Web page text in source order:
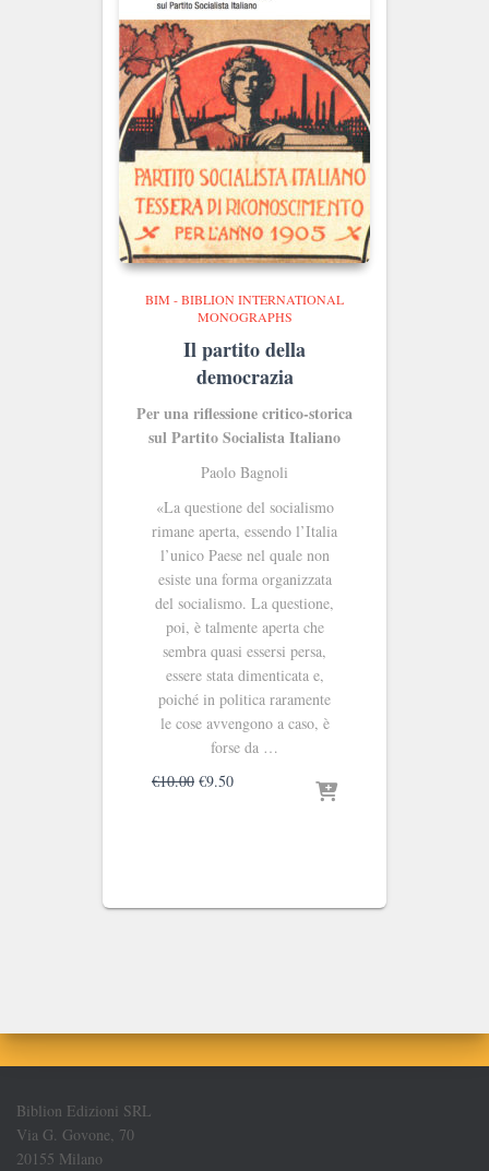
BIM - BIBLION INTERNATIONAL
MONOGRAPHS
Il partito della
democrazia
Per una riflessione critico-storica
sul Partito Socialista Italiano
Paolo Bagnoli
«La questione del socialismo
rimane aperta, essendo l’Italia
l’unico Paese nel quale non
esiste una forma organizzata
del socialismo. La questione,
poi, è talmente aperta che
sembra quasi essersi persa,
essere stata dimenticata e,
poiché in politica raramente
le cose avvengono a caso, è
forse da …
€10.00 Il
€9.50Il
Biblion Edizioni SRL
Via G. Govone, 70
20155 Milano